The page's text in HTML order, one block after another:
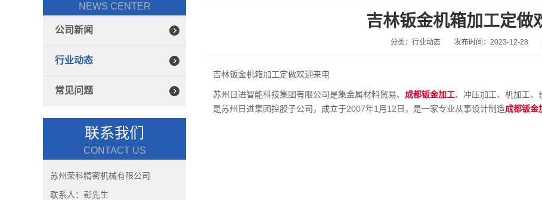
NEWS CENTER
公司新闻
行业动态
常见问题
联系我们
CONTACT US
苏州荣科精密机械有限公司
联系人：彭先生
吉林钣金机箱加工定做
分类：行业动态 发布时间：2023-12-28
吉林钣金机箱加工定做欢迎来电
苏州日进智能科技集团有限公司是集金属材料贸易、 成都钣金加工、冲压加工、机加工
是苏州日进集团控股子公司，成立于2007年1月12日，是一家专业从事设计制造成都钣金